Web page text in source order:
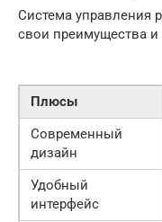
Система управления
свои преимущества и
Плюсы
Современный
дизайн
Удобный
интерфейс